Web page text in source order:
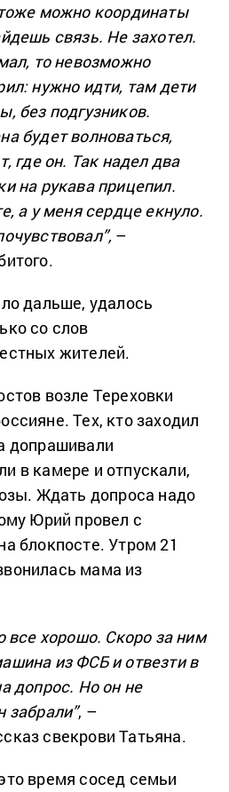
можно координаты
связь. Не захотел.
то невозможно
нужно идти, там дети
без подгузников.
будет волноваться,
где он. Так надел два
на рукава прицепил.
а у меня сердце екнуло.
–
дальше, удалось
со слов
жителей.
возле Тереховки
Тех, кто заходил
допрашивали
в камере и отпускали,
Ждать допроса надо
Юрий провел с
блокпосте. Утром 21
мама из
все хорошо. Скоро за ним
из ФСБ и отвезти в
допрос. Но он не
забрали”, –
свекрови Татьяна.
время сосед семьи